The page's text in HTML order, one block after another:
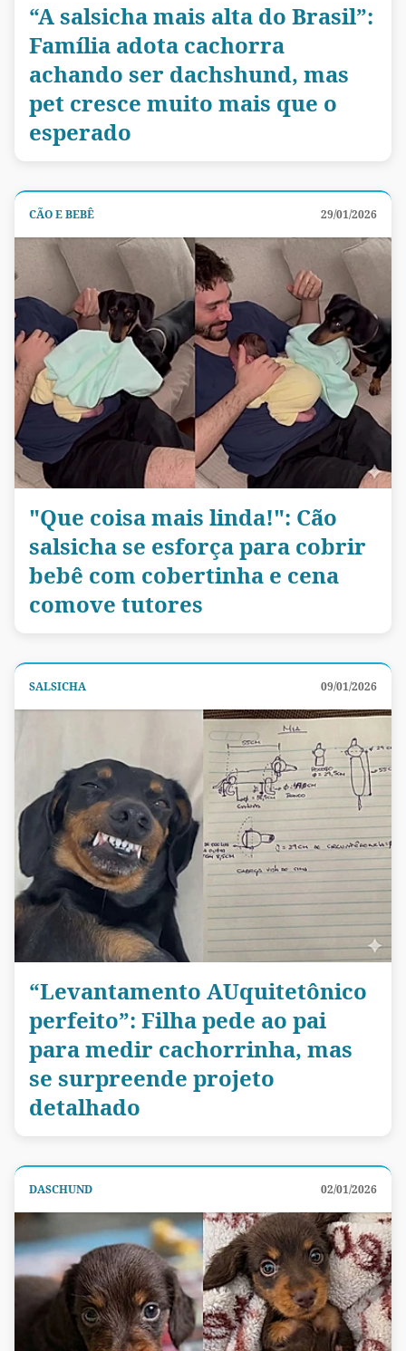
“A salsicha mais alta do Brasil”:
Família adota cachorra
achando ser dachshund, mas
pet cresce muito mais que o
esperado
CÃO E BEBÊ 29/01/2026
"Que coisa mais linda!": Cão
salsicha se esforça para cobrir
bebê com cobertinha e cena
comove tutores
SALSICHA 09/01/2026
“Levantamento AUquitetônico
perfeito”: Filha pede ao pai
para medir cachorrinha, mas
se surpreende projeto
detalhado
DASCHUND 02/01/2026